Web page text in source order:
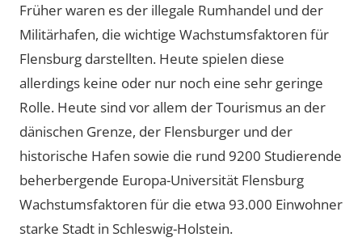
Früher waren es der illegale Rumhandel und der
Militärhafen, die wichtige Wachstumsfaktoren für
Flensburg darstellten. Heute spielen diese
allerdings keine oder nur noch eine sehr geringe
Rolle. Heute sind vor allem der Tourismus an der
dänischen Grenze, der Flensburger und der
historische Hafen sowie die rund 9200 Studierende
beherbergende Europa-Universität Flensburg
Wachstumsfaktoren für die etwa 93.000 Einwohner
starke Stadt in Schleswig-Holstein.